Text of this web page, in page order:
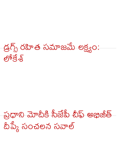
డ్రగ్స్ రహిత సమాజమే లక్ష్యం:
లోకేశ్
ప్రధాని మోదీకి సీజేపీ చీఫ్ అభిజీత్
దీప్కే సంచలన సవాల్